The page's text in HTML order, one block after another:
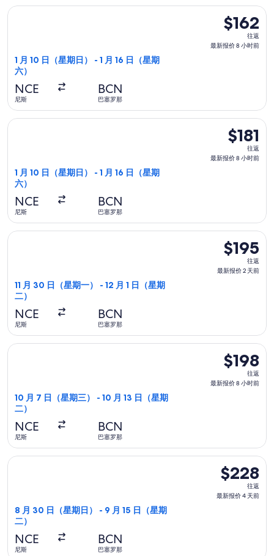
时
$162
往
返,
8
时
$162
往返
最新报价 8 小时前
1 月 10 日（星期日） - 1 月 16 日（星期
六）
NCE
尼斯
BCN
巴塞罗那
选择西班牙国家航空航班，1 月 10 日（星期日）从尼斯前往
$181
往
返,
8
时
$181
往返
最新报价 8 小时前
1 月 10 日（星期日） - 1 月 16 日（星期
六）
NCE
尼斯
BCN
巴塞罗那
选择瑞士国际航空航班，1 月 10 日（星期日）从尼斯前往巴
$195
往
返,
2
前
$195
往返
最新报价 2 天前
11 月 30 日（星期一） - 12 月 1 日（星期
二）
NCE
尼斯
BCN
巴塞罗那
选择奥地利航空航班，11 月 30 日（星期一）从尼斯前往巴
$198
往
返,
8
时
前
$198
往返
最新报价 8 小时前
10 月 7 日（星期三） - 10 月 13 日（星期
二）
NCE
尼斯
BCN
巴塞罗那
选择汉莎航空航班，10 月 7 日（星期三）从尼斯前往巴塞罗
$228
往
返,
$228
往返
最新报价 4 天前
8 月 30 日（星期日） - 9 月 15 日（星期
二）
NCE
尼斯
BCN
巴塞罗那
选择荷兰皇家航空航班，8 月 30 日（星期日）从尼斯前往巴